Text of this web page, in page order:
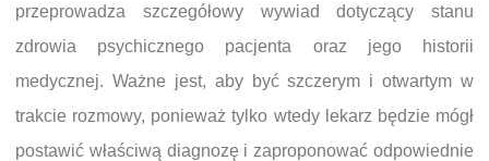
przeprowadza szczegółowy wywiad dotyczący stanu
zdrowia psychicznego pacjenta oraz jego historii
medycznej. Ważne jest, aby być szczerym i otwartym w
trakcie rozmowy, ponieważ tylko wtedy lekarz będzie mógł
postawić właściwą diagnozę i zaproponować odpowiednie